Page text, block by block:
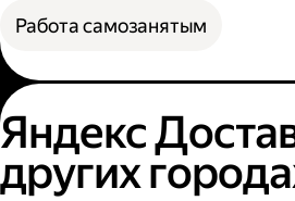
Работа самозанятым
Яндекс
других